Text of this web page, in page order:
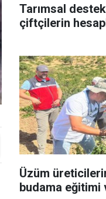
Tarımsal
çiftçilerin
Üzüm
budama eğitimi